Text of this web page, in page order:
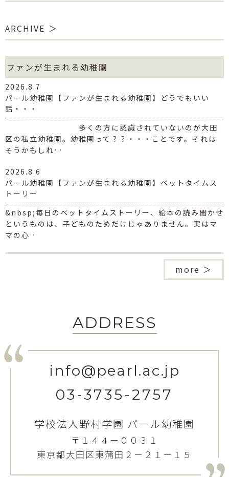
ARCHIVE
ファンが生まれる幼稚園
2026.8.7
パール幼稚園【ファンが生まれる幼稚園】どうでもいい
話・・・
多くの方に認識されていないのが大田
区の私立幼稚園。幼稚園って？？・・・ことです。それは
そうかもしれ…
2026.8.6
パール幼稚園【ファンが生まれる幼稚園】ベットタイムス
トーリー
&nbsp;毎日のベットタイムストーリー、絵本の読み聞かせ
というものは、子どものためだけじゃありません。実はマ
マの心…
more ＞
ADDRESS
info@pearl.ac.jp
03-3735-2757
学校法人野村学園 パール幼稚園
〒１４４ー００３１
東京都大田区東蒲田２ー２１ー１５